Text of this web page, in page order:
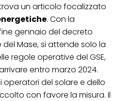
un articolo focalizzato
. Con la
gennaio del decreto
Mase, si attende solo la
regole operative del GSE,
entro marzo 2024.
operatori del solare e dello
con favore la misura. Il